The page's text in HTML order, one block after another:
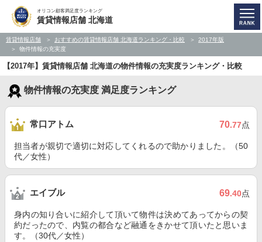
オリコン顧客満足度ランキング
賃貸情報店舗 北海道
賃貸情報店舗 おすすめの賃貸情報店舗 北海道ランキング・比較
2017年版
物件情報の充実度
【2017年】賃貸情報店舗 北海道の物件情報の充実度ランキング・比較
物件情報の充実度 満足度ランキング
常口アトム 70.77点
担当者が親切で適切に対応してくれるので助かりました。（50
代／女性）
エイブル 69.40点
身内の知り合いに紹介して頂いて物件は決めてあってからの契
約だったので、内覧の都合など融通をきかせて頂いたと思いま
す。（30代／女性）